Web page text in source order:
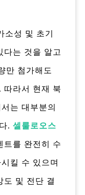
소성 및 초기
다는 것을 알고
만 첨가해도
따라서 현재 북
는 대부분의
. 셀룰로오스
트를 완전히 수
킬 수 있으며
도 및 전단 결